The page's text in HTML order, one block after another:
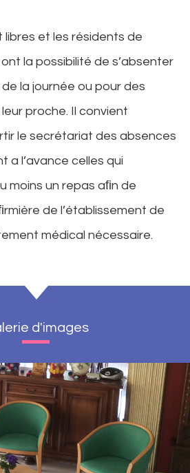
libres et les résidents de
la possibilité de s’absenter
la journée ou pour des
proche. Il convient
le secrétariat des absences
a l’avance celles qui
moins un repas aﬁn de
de l’établissement de
médical nécessaire.
d'images